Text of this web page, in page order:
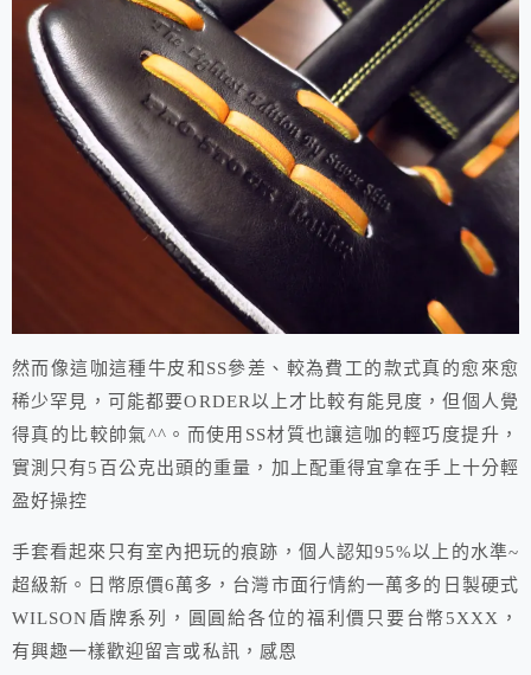
然而像這咖這種牛皮和SS參差、較為費工的款式真的愈來愈
稀少罕見，可能都要ORDER以上才比較有能見度，但個人覺
得真的比較帥氣^^。而使用SS材質也讓這咖的輕巧度提升，
實測只有5百公克出頭的重量，加上配重得宜拿在手上十分輕
盈好操控
手套看起來只有室內把玩的痕跡，個人認知95%以上的水準~
超級新。日幣原價6萬多，台灣市面行情約一萬多的日製硬式
WILSON盾牌系列，圓圓給各位的福利價只要台幣5XXX，
有興趣一樣歡迎留言或私訊，感恩